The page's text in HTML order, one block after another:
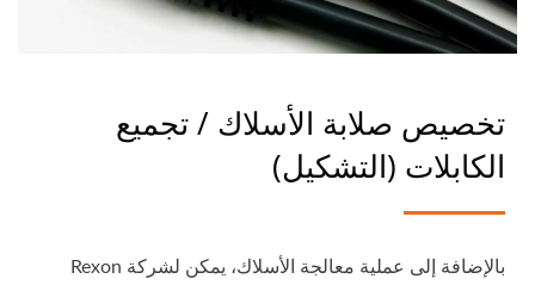
تخصيص صلابة الأسلاك / تجميع
الكابلات (التشكيل)
بالإضافة إلى عملية معالجة الأسلاك، يمكن لشركة Rexon